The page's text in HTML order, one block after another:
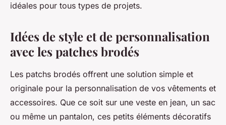
idéales pour tous types de projets.
Idées de style et de personnalisation
avec les patches brodés
Les patchs brodés offrent une solution simple et
originale pour la personnalisation de vos vêtements et
accessoires. Que ce soit sur une veste en jean, un sac
ou même un pantalon, ces petits éléments décoratifs